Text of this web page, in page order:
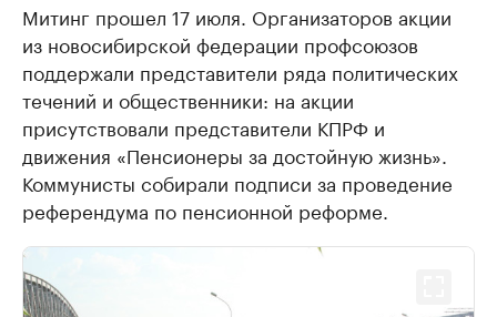
Митинг прошел 17 июля. Организаторов акции
из новосибирской федерации профсоюзов
поддержали представители ряда политических
течений и общественники: на акции
присутствовали представители КПРФ и
движения «Пенсионеры за достойную жизнь».
Коммунисты собирали подписи за проведение
референдума по пенсионной реформе.